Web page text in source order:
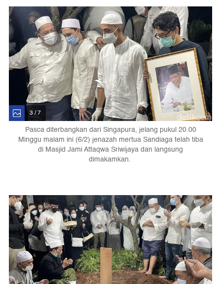
3 / 7
Pasca diterbangkan dari Singapura, jelang pukul 20.00
Minggu malam ini (6/2) jenazah mertua Sandiaga telah tiba
di Masjid Jami Attaqwa Sriwijaya dan langsung
dimakamkan.